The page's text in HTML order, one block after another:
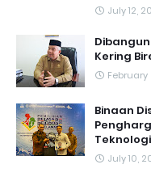
July 12,
Kering
February
Binaan
Teknologi
July 10,